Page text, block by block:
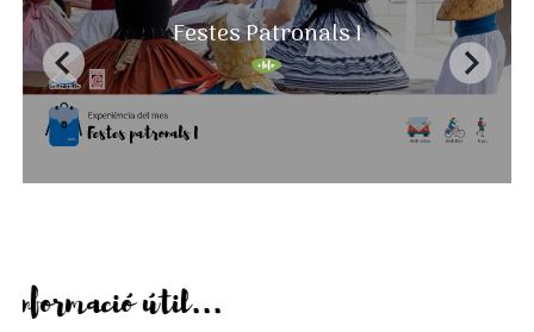
Festes Patronals I
Informació útil...